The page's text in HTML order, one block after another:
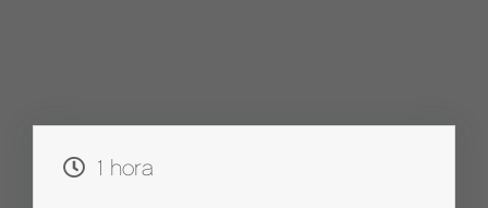
1 hora